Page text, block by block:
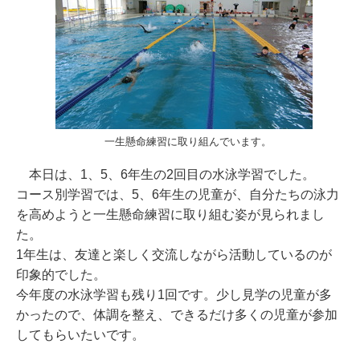
一生懸命練習に取り組んでいます。
本日は、1、5、6年生の2回目の水泳学習でした。
コース別学習では、5、6年生の児童が、自分たちの泳力
を高めようと一生懸命練習に取り組む姿が見られまし
た。
1年生は、友達と楽しく交流しながら活動しているのが
印象的でした。
今年度の水泳学習も残り1回です。少し見学の児童が多
かったので、体調を整え、できるだけ多くの児童が参加
してもらいたいです。